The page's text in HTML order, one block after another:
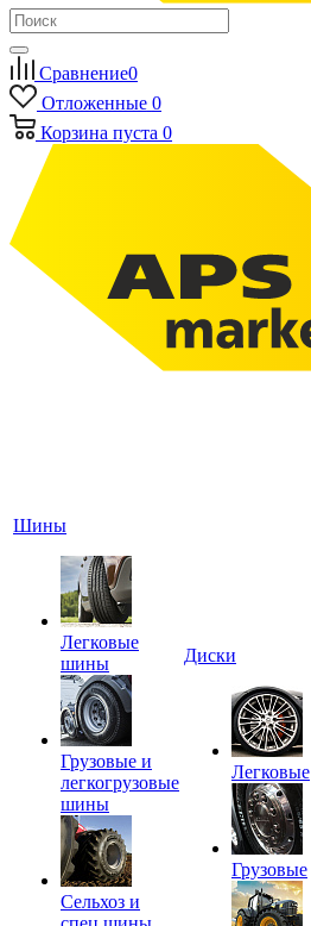
Сравнение0
Отложенные 0
Корзина пуста 0
Шины
Легковые
шины
Грузовые и
легкогрузовые
шины
Сельхоз и
Диски
Легковые
Грузовые